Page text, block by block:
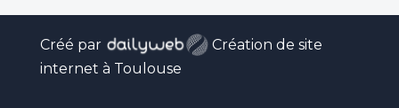
Créé par
Création de site
internet à Toulouse